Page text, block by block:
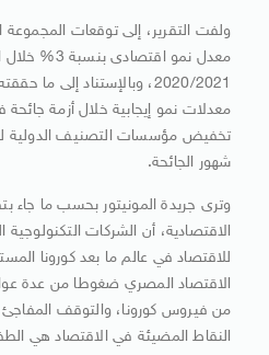
ولفت التقرير، إلى توقعات
معدل نمو
2020/2021، وبالإستناد إلى
معدلات نمو إيجابية خلال أزمة
تخفيض مؤسسات التصنيف الدولية
شهور الجائحة.
وترى جريدة المونيتور بحسب ما جاء
الاقتصادية، أن الشركات التكنولوجية
للاقتصاد في عالم ما بعد كورونا
الاقتصاد المصري ضغوطا من عدة
من فيروس كورونا، والتوقف
النقاط المضيئة في الاقتصاد هي